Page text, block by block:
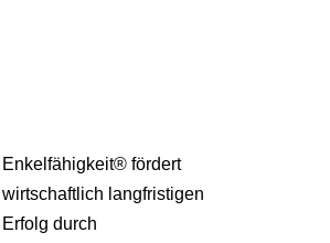
Enkelfähigkeit® fördert
wirtschaftlich langfristigen
Erfolg durch